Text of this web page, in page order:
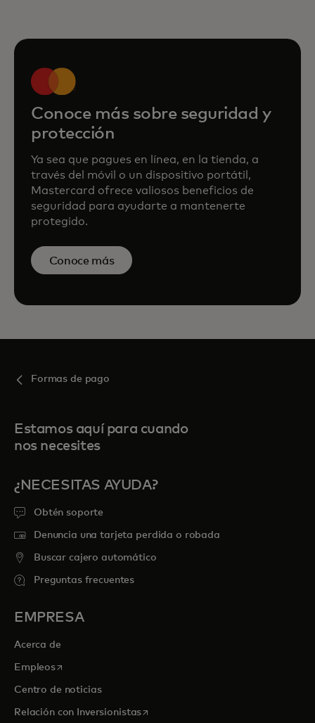
Conoce más sobre seguridad y
protección
Ya sea que pagues en línea, en la tienda, a
través del móvil o un dispositivo portátil,
Mastercard ofrece valiosos beneficios de
seguridad para ayudarte a mantenerte
protegido.
Conoce más
Formas de pago
Estamos aquí para cuando
nos necesites
¿NECESITAS AYUDA?
Obtén soporte
Denuncia una tarjeta perdida o robada
Buscar cajero automático
Preguntas frecuentes
EMPRESA
Acerca de
Empleosse abre en una pestaña nueva
Centro de noticias
Relación con Inversionistasse abre en una pestaña nueva